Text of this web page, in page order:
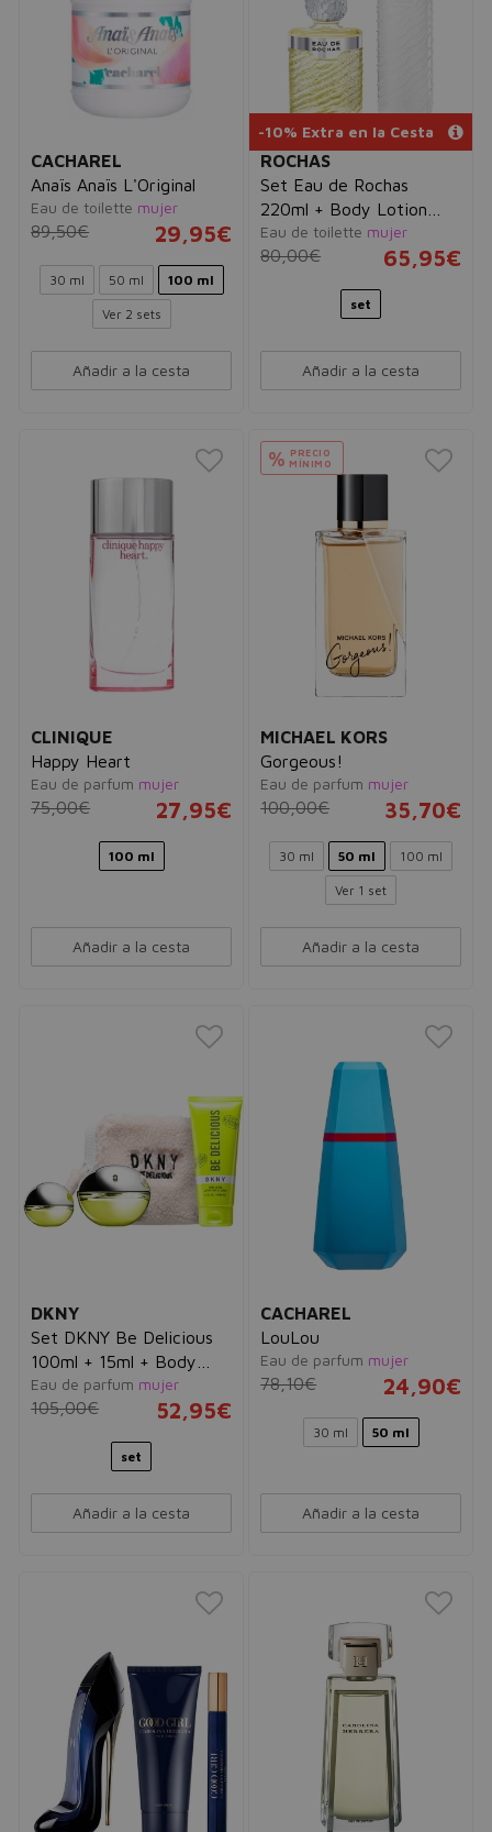
CACHAREL
Anaïs Anaïs L'Original
Eau de toilette mujer
89,50€ 29,95€
30 ml 50 ml 100 ml
Ver 2 sets
Añadir a la cesta
-10% Extra en la Cesta
ROCHAS
Set Eau de Rochas
220ml + Body Lotion
500ml
Eau de toilette mujer
80,00€ 65,95€
set
Añadir a la cesta
CLINIQUE
Happy Heart
Eau de parfum mujer
75,00€ 27,95€
100 ml
Añadir a la cesta
% PRECIO
MÍNIMO
MICHAEL KORS
Gorgeous!
Eau de parfum mujer
100,00€ 35,70€
30 ml 50 ml 100 ml
Ver 1 set
Añadir a la cesta
DKNY
Set DKNY Be Delicious
100ml + 15ml + Body
Lotion 100ml + Neceser
Eau de parfum mujer
105,00€ 52,95€
set
Añadir a la cesta
CACHAREL
LouLou
Eau de parfum mujer
78,10€ 24,90€
30 ml 50 ml
Añadir a la cesta